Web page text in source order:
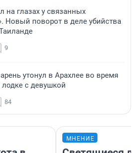
на глазах у связанных
Новый поворот в деле убийства
9
утонул в Арахлее во время
лодке с девушкой
84
МНЕНИЕ